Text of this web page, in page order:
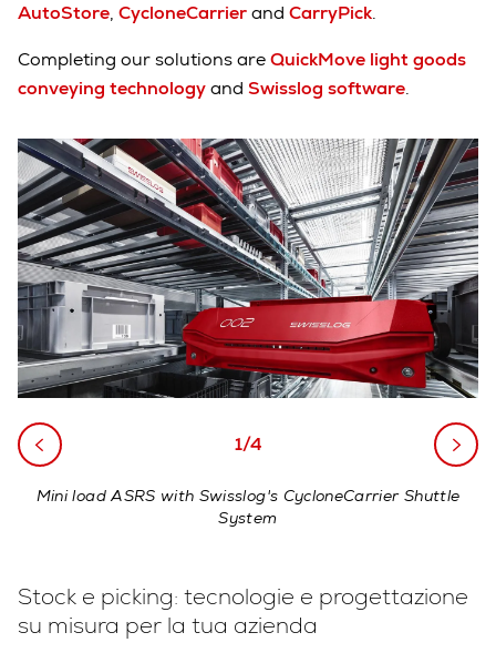
AutoStore, CycloneCarrierand CarryPick.
Completing our solutions areQuickMove light goods
conveying technologyand Swisslog software.
1/4
Mini load ASRS with Swisslog's CycloneCarrier Shuttle
System
Stock e picking: tecnologie e progettazione
su misura per la tua azienda